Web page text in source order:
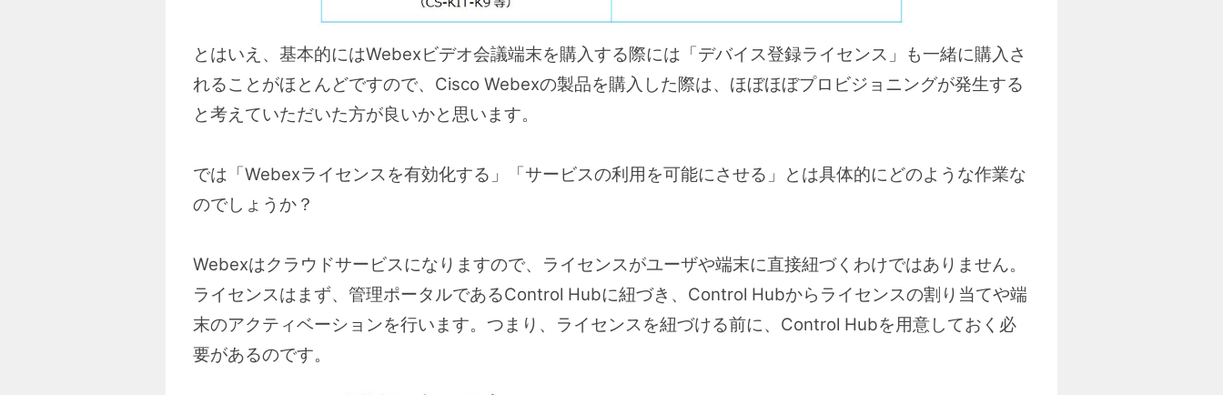
とはいえ、基本的にはWebexビデオ会議端末を購入する際には「デバイス登録ライセンス」も一緒に購入さ
れることがほとんどですので、Cisco Webexの製品を購入した際は、ほぼほぼプロビジョニングが発生する
と考えていただいた方が良いかと思います。
では「Webexライセンスを有効化する」「サービスの利用を可能にさせる」とは具体的にどのような作業な
のでしょうか？
Webexはクラウドサービスになりますので、ライセンスがユーザや端末に直接紐づくわけではありません。
ライセンスはまず、管理ポータルであるControl Hubに紐づき、Control Hubからライセンスの割り当てや端
末のアクティベーションを行います。つまり、ライセンスを紐づける前に、Control Hubを用意しておく必
要があるのです。